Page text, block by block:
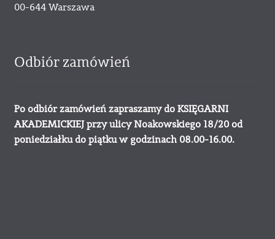
00-644 Warszawa
Odbiór zamówień
Po odbiór zamówień zapraszamy do KSIĘGARNI
AKADEMICKIEJ przy ulicy Noakowskiego 18/20 od
poniedziałku do piątku w godzinach 08.00-16.00.